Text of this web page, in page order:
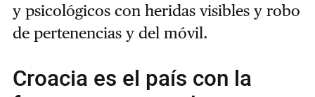
y psicológicos con heridas visibles y robo
de pertenencias y del móvil.
Croacia es el país con la